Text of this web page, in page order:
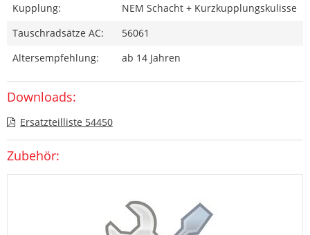
Kupplung:
NEM Schacht + Kurzkupplungskulisse
Tauschradsätze AC:
56061
Altersempfehlung:
ab 14 Jahren
Downloads:
Ersatzteilliste 54450
Zubehör: